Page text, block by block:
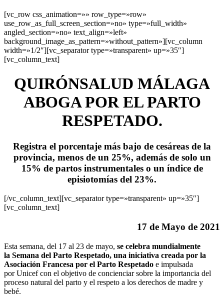
[vc_row css_animation=»» row_type=»row»
use_row_as_full_screen_section=»no» type=»full_width»
angled_section=»no» text_align=»left»
background_image_as_pattern=»without_pattern»][vc_column
width=»1/2″][vc_separator type=»transparent» up=»35″]
[vc_column_text]
QUIRÓNSALUD MÁLAGA
ABOGA POR EL PARTO
RESPETADO.
Registra el porcentaje más bajo de cesáreas de la
provincia, menos de un 25%, además de solo un
15% de partos instrumentales o un índice de
episiotomías del 23%.
[/vc_column_text][vc_separator type=»transparent» up=»35″]
[vc_column_text]
17 de Mayo de 2021
Esta semana, del 17 al 23 de mayo, se celebra mundialmente
la Semana del Parto Respetado, una iniciativa creada por la
Asociación Francesa por el Parto Respetado e impulsada
por Unicef con el objetivo de concienciar sobre la importancia del
proceso natural del parto y el respeto a los derechos de madre y
bebé.